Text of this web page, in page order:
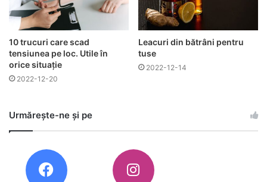
10 trucuri care scad
tensiunea pe loc. Utile în
orice situație
2022-12-20
Leacuri din bătrâni pentru
tuse
2022-12-14
Urmărește-ne și pe